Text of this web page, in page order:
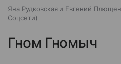
Яна Рудковская и Евгений
Соцсети
Гном Гномыч